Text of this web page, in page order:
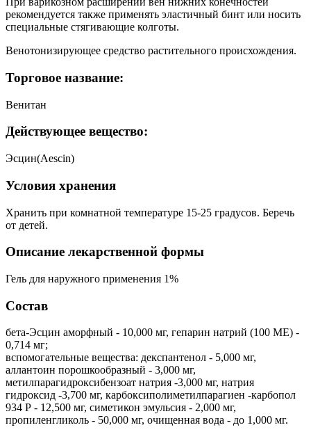
рекомендуется также применять эластичный бинт или носить
специальные стягивающие колготы.
Венотонизирующее средство растительного происхождения.
Торговое название:
Венитан
Действующее вещество:
Эсцин(Aescin)
Условия хранения
Хранить при комнатной температуре 15-25 градусов. Беречь
от детей.
Описание лекарственной формы
Гель для наружного применения 1%
Состав
бета-Эсцин аморфный - 10,000 мг, гепарин натрий (100 ME) -
0,714 мг;
вспомогательные вещества: декспантенол - 5,000 мг,
аллантоин порошкообразный - 3,000 мг,
метилпарагидроксибензоат натрия -3,000 мг, натрия
гидроксид -3,700 мг, карбоксиполиметилпарагиен -карбопол
934 Р - 12,500 мг, симетикон эмульсия - 2,000 мг,
пропиленгликоль - 50,000 мг, очищенная вода - до 1,000 мг.